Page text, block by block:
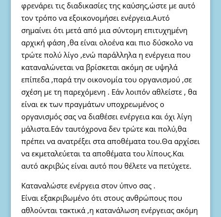
φρενάρει τις διαδικασίες της καύσης,ώστε με αυτό
τον τρόπο να εξοικονομήσει ενέργεια.Αυτό
σημαίνει ότι μετά από μια σύντομη επιτυχημένη
αρχική φάση ,θα είναι ολοένα και πιο δύσκολο να
τρώτε πολύ λίγο ,ενώ παράλληλα η ενέργεια που
καταναλώνεται να βρίσκεται ακόμη σε υψηλά
επίπεδα ,παρά την οικονομία του οργανισμού ,σε
σχέση με τη παρεχόμενη . Εάν λοιπόν αθλείστε , θα
είναι εκ των πραγμάτων υποχρεωμένος ο
οργανισμός σας να διαθέσει ενέργεια και όχι λίγη
μάλιστα.Εάν ταυτόχρονα δεν τρώτε και πολύ,θα
πρέπει να ανατρέξει στα αποθέματα του.Θα αρχίσει
να εκμεταλεύεται τα αποθέματα του λίπους.Και
αυτό ακριβώς είναι αυτό που θέλετε να πετύχετε.
Καταναλώστε ενέργεια στον ύπνο σας .
Είναι εξακριβωμένο ότι στους ανθρώπους που
αθλούνται τακτικά ,η κατανάλωση ενέργειας ακόμη